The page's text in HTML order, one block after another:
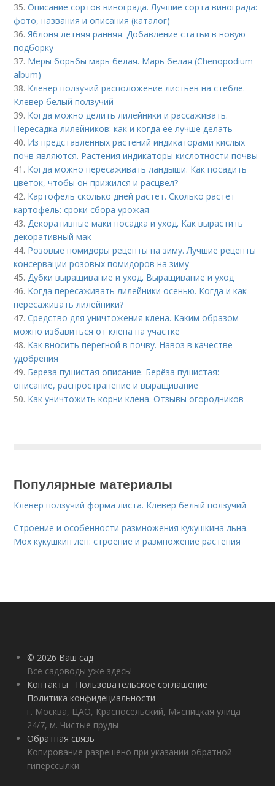
35.Описание сортов винограда. Лучшие сорта винограда:
фото, названия и описания (каталог)
36. Яблоня летняя ранняя. Добавление статьи в новую
подборку
37. Меры борьбы марь белая. Марь белая (Chenopodium
album)
38. Клевер ползучий расположение листьев на стебле.
Клевер белый ползучий
39. Когда можно делить лилейники и рассаживать.
Пересадка лилейников: как и когда её лучше делать
40. Из представленных растений индикаторами кислых
почв являются. Растения индикаторы кислотности почвы
41. Когда можно пересаживать ландыши. Как посадить
цветок, чтобы он прижился и расцвел?
42. Картофель сколько дней растет. Сколько растет
картофель: сроки сбора урожая
43. Декоративные маки посадка и уход. Как вырастить
декоративный мак
44. Розовые помидоры рецепты на зиму. Лучшие рецепты
консервации розовых помидоров на зиму
45. Дубки выращивание и уход. Выращивание и уход
46. Когда пересаживать лилейники осенью. Когда и как
пересаживать лилейники?
47.Средство для уничтожения клена. Каким образом
можно избавиться от клена на участке
48. Как вносить перегной в почву. Навоз в качестве
удобрения
49. Береза пушистая описание. Берёза пушистая:
описание, распространение и выращивание
50. Как уничтожить корни клена. Отзывы огородников
Популярные материалы
Клевер ползучий форма листа. Клевер белый ползучий
Строение и особенности размножения кукушкина льна.
Мох кукушкин лён: строение и размножение растения
© 2026 Ваш сад
Все садоводы уже здесь!
Контакты
Пользовательское соглашение
Политика конфидециальности
г. Москва, ЦАО, Красносельский, Мясницкая улица
24/7, м. Чистые пруды
Обратная связь
Копирование разрешено при указании обратной
гиперссылки.